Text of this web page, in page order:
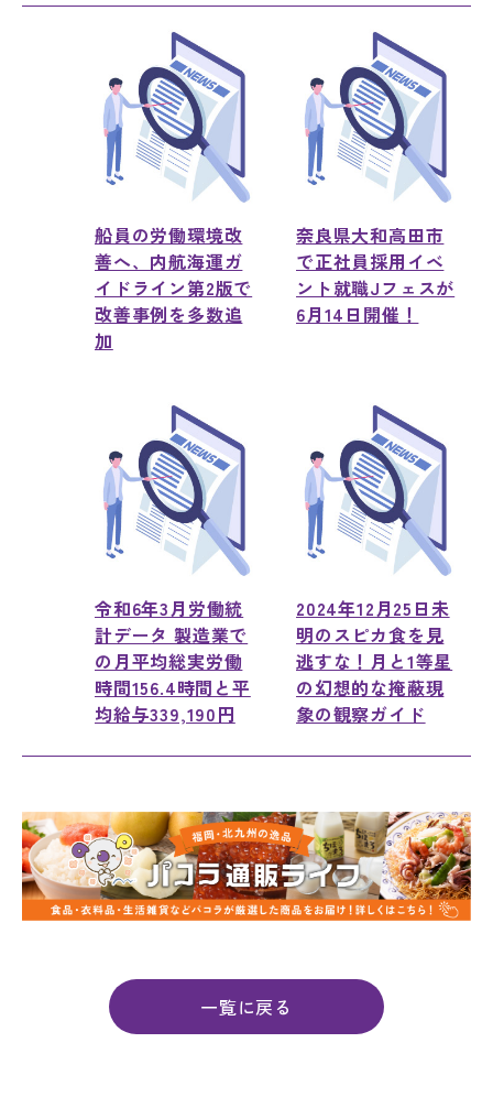
船員の労働環境改
善へ、内航海運ガ
イドライン第2版で
改善事例を多数追
加
奈良県大和高田市
で正社員採用イベ
ント就職Jフェスが
6月14日開催！
令和6年3月労働統
計データ 製造業で
の月平均総実労働
時間156.4時間と平
均給与339,190円
2024年12月25日未
明のスピカ食を見
逃すな！月と1等星
の幻想的な掩蔽現
象の観察ガイド
一覧に戻る